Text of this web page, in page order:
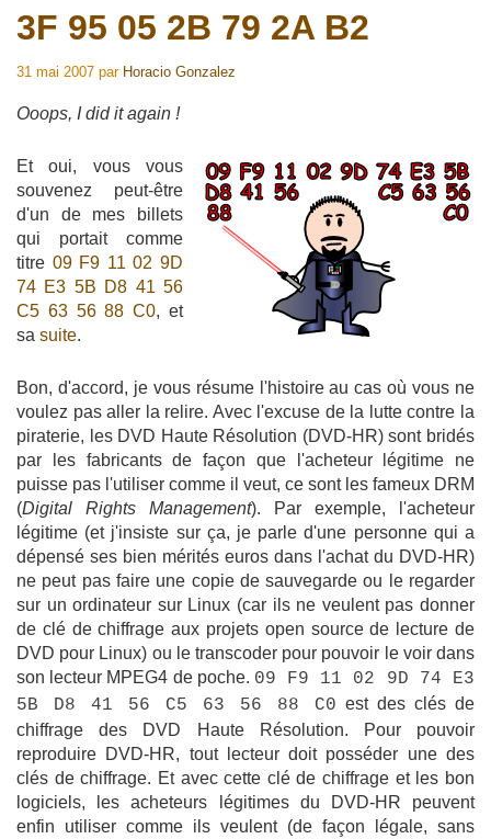
3F 95 05 2B 79 2A B2
31 mai 2007 par Horacio Gonzalez
Ooops, I did it again !
Et oui, vous vous
souvenez peut-être
d'un de mes billets
qui portait comme
titre 09 F9 11 02 9D
74 E3 5B D8 41 56
C5 63 56 88 C0, et
sa suite.
Bon, d'accord, je vous résume l'histoire au cas où vous ne
voulez pas aller la relire. Avec l'excuse de la lutte contre la
piraterie, les DVD Haute Résolution (DVD-HR) sont bridés
par les fabricants de façon que l'acheteur légitime ne
puisse pas l'utiliser comme il veut, ce sont les fameux DRM
(Digital Rights Management). Par exemple, l'acheteur
légitime (et j'insiste sur ça, je parle d'une personne qui a
dépensé ses bien mérités euros dans l'achat du DVD-HR)
ne peut pas faire une copie de sauvegarde ou le regarder
sur un ordinateur sur Linux (car ils ne veulent pas donner
de clé de chiffrage aux projets open source de lecture de
DVD pour Linux) ou le transcoder pour pouvoir le voir dans
son lecteur MPEG4 de poche. 09 F9 11 02 9D 74 E3
5B D8 41 56 C5 63 56 88 C0 est des clés de
chiffrage des DVD Haute Résolution. Pour pouvoir
reproduire DVD-HR, tout lecteur doit posséder une des
clés de chiffrage. Et avec cette clé de chiffrage et les bon
logiciels, les acheteurs légitimes du DVD-HR peuvent
enfin utiliser comme ils veulent (de façon légale, sans